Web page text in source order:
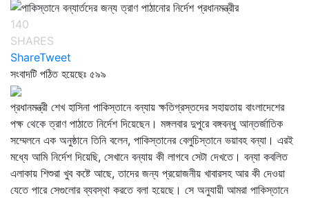
140
SHARES
ShareTweet
সংবাদটি পঠিত হয়েছেঃ ৫৯৯
প্রধানমন্ত্রী শেখ হাসিনা পাকিস্তানে বন্যায় ক্ষতিগ্রস্তদের সহায়তায় বাংলাদেশের
পক্ষ থেকে ত্রাণ পাঠাতে নির্দেশ দিয়েছেন। মঙ্গলবার দুপুরে বঙ্গবন্ধু আন্তর্জাতিক
সম্মেলনে এক অনুষ্ঠানে তিনি বলেন, পাকিস্তানের বেলুচিস্তানে ভয়াবহ বন্যা। এরই
মধ্যে আমি নির্দেশ দিয়েছি, সেখানে বন্যায় কী লাগবে সেটা দেখতে। বন্যা কবলিত
এলাকায় শিশুরা খুব কষ্টে আছে, তাদের জন্য প্রয়োজনীয় খাবারসহ আর কী দেওয়া
যেতে পারে সেগুলোর ব্যবস্থা করতে বলা হয়েছে। সে অনুযায়ী আমরা পাকিস্তানে